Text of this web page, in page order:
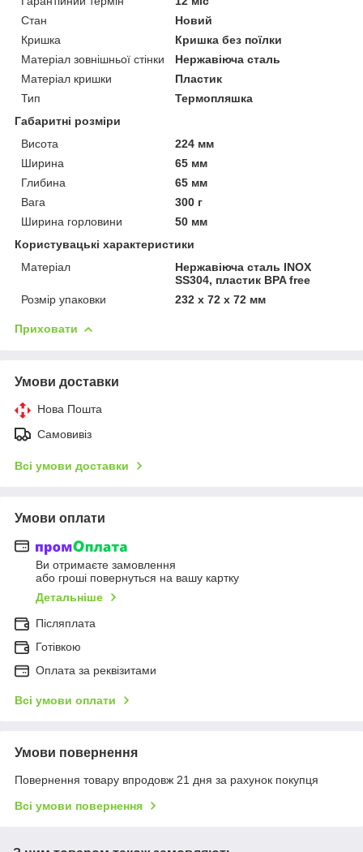
Стан
Новий
Кришка
Кришка без поїлки
Матеріал зовнішньої стінки
Нержавіюча сталь
Матеріал кришки
Пластик
Тип
Термопляшка
Габаритні розміри
Висота
224 мм
Ширина
65 мм
Глибина
65 мм
Вага
300 г
Ширина горловини
50 мм
Користувацькі характеристики
Матеріал
Нержавіюча сталь INOX
SS304, пластик BPA free
Розмір упаковки
232 х 72 х 72 мм
Приховати
Умови доставки
Нова Пошта
Самовивіз
Всі умови доставки
Умови оплати
Ви отримаєте замовлення
або гроші повернуться на вашу картку
Детальніше
Післяплата
Готівкою
Оплата за реквізитами
Всі умови оплати
Умови повернення
Повернення товару впродовж 21 дня за рахунок покупця
Всі умови повернення